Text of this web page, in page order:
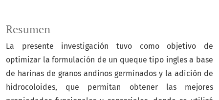
Resumen
La presente investigación tuvo como objetivo de
optimizar la formulación de un queque tipo ingles a base
de harinas de granos andinos germinados y la adición de
hidrocoloides, que permitan obtener las mejores